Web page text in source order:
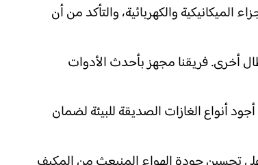
والكهربائية، والتأكد من أن
أخرى. فريقنا مجهز بأحدث الأدوات
أنواع الغازات الصديقة للبيئة لضمان